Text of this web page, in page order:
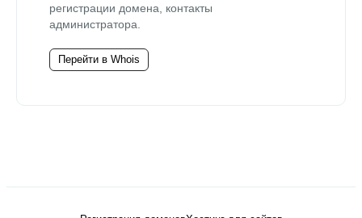
регистрации домена, контакты
администратора.
Перейти в Whois